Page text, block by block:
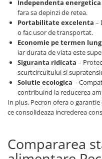
Independenta
fara sa depinzi de retea.
Portabilitate excelenta –
o fac usor de transportat.
Economie pe termen lung
iar durata de viata este
Siguranta ridicata –
scurtcircuitului si
Solutie ecologica –
contribuind la reducerea
In plus, Pecron ofera o
ce consolideaza increderea
Compararea